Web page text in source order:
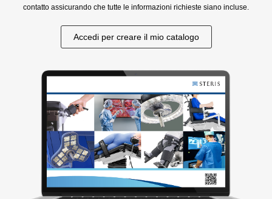
contatto assicurando che tutte le informazioni richieste siano incluse.
Accedi per creare il mio catalogo